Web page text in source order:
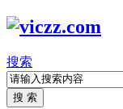
搜索
搜 索